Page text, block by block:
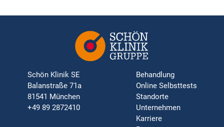
Schön Klinik SE
Balanstraße 71a
81541 München
+49 89 2872410
Behandlung
Online Selbsttests
Standorte
Unternehmen
Karriere